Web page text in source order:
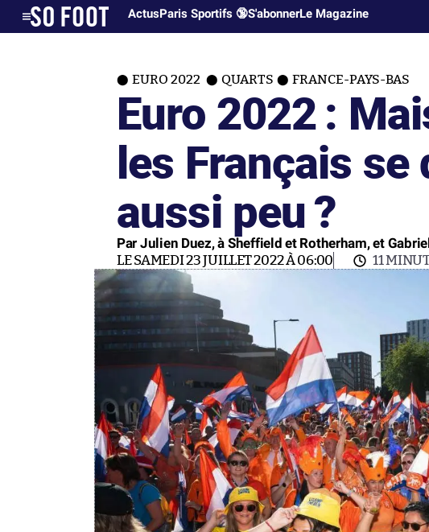
ActusParis Sportifs 🔞S'abonnerLe Magazine
EURO 2022 QUARTS FRANCE-PAYS-BAS
Euro 2022 :
les Français se
aussi peu ?
Par Julien Duez, à Sheffield et Rotherham, et
LE SAMEDI 23 JUILLET 2022 À 06:00 11